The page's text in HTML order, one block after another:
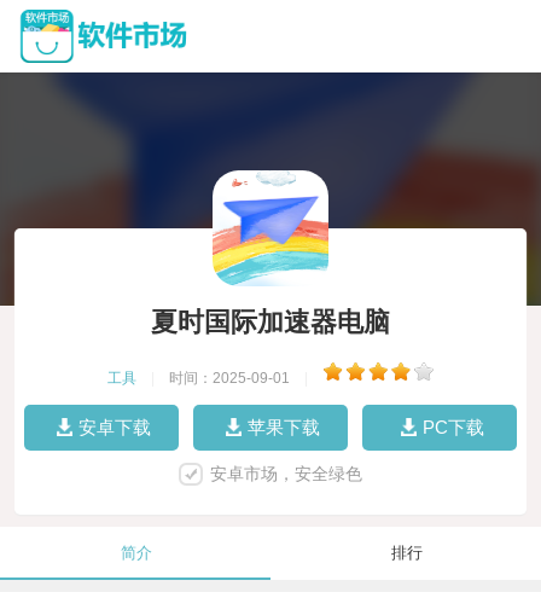
夏时国际加速器电脑
工具 时间：2025-09-01
安卓下载 苹果下载 PC下载
安卓市场，安全绿色
简介 排行